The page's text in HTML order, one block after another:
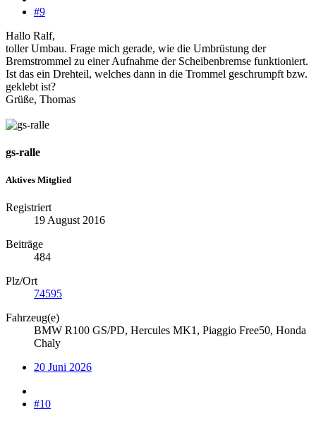
#9
Hallo Ralf,
toller Umbau. Frage mich gerade, wie die Umbrüstung der
Bremstrommel zu einer Aufnahme der Scheibenbremse funktioniert.
Ist das ein Drehteil, welches dann in die Trommel geschrumpft bzw.
geklebt ist?
Grüße, Thomas
gs-ralle
Aktives Mitglied
Registriert
19 August 2016
Beiträge
484
Plz/Ort
74595
Fahrzeug(e)
BMW R100 GS/PD, Hercules MK1, Piaggio Free50, Honda
Chaly
20 Juni 2026
#10